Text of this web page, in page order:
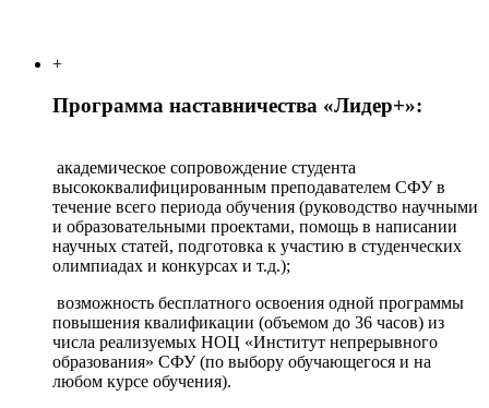
+
Программа наставничества «Лидер+»:
академическое сопровождение студента
высококвалифицированным преподавателем СФУ в
течение всего периода обучения (руководство научными
и образовательными проектами, помощь в написании
научных статей, подготовка к участию в студенческих
олимпиадах и конкурсах и т.д.);
возможность бесплатного освоения одной программы
повышения квалификации (объемом до 36 часов) из
числа реализуемых НОЦ «Институт непрерывного
образования» СФУ (по выбору обучающегося и на
любом курсе обучения).